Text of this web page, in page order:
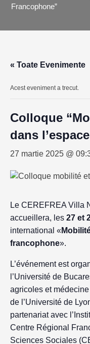
Francophone”
« Toate Evenimente
Acest eveniment a trecut.
Colloque
dans
27 martie 2025 @
Le CEREFREA Villa
accueillera, les 27 et
international «
francophone».
L’événement est
l’Université de
agricoles et
de l’Université de
partenariat avec
Centre Régional
Sciences Sociales